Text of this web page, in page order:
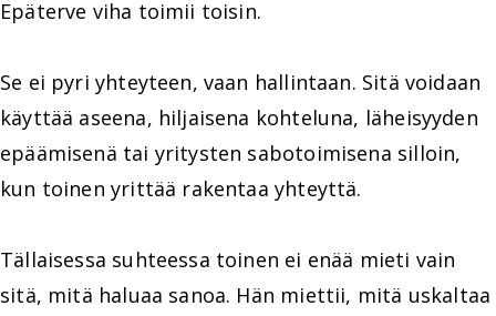
Epäterve viha toimii toisin.
Se ei pyri yhteyteen, vaan hallintaan. Sitä voidaan
käyttää aseena, hiljaisena kohteluna, läheisyyden
epäämisenä tai yritysten sabotoimisena silloin,
kun toinen yrittää rakentaa yhteyttä.
Tällaisessa suhteessa toinen ei enää mieti vain
sitä, mitä haluaa sanoa. Hän miettii, mitä uskaltaa